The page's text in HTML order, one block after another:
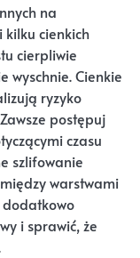
na
cienkich
cierpliwie
wyschnie. Cienkie
ryzyko
postępuj
czasu
szlifowanie
warstwami
i sprawić, że